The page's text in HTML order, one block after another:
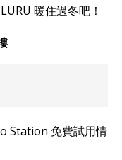
暖住過冬吧！
Station 免費試用情